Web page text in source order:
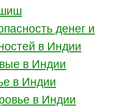
денег и
в Индии
в Индии
в Индии
в Индии